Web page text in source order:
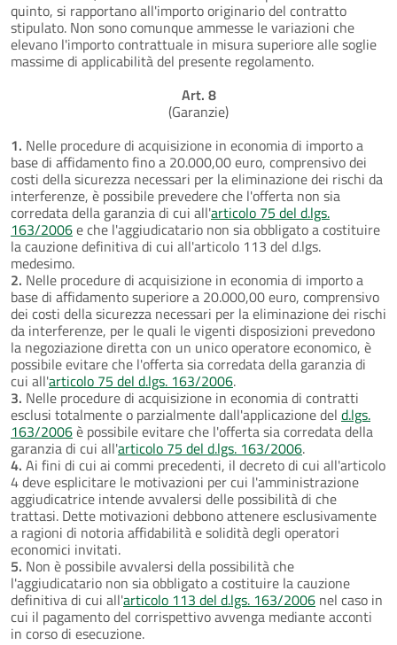
quinto, si rapportano all'importo originario del contratto
stipulato. Non sono comunque ammesse le variazioni che
elevano l'importo contrattuale in misura superiore alle soglie
massime di applicabilità del presente regolamento.
Art. 8
(Garanzie)
1. Nelle procedure di acquisizione in economia di importo a
base di affidamento fino a 20.000,00 euro, comprensivo dei
costi della sicurezza necessari per la eliminazione dei rischi da
interferenze, è possibile prevedere che l'offerta non sia
corredata della garanzia di cui all'articolo 75 del d.lgs.
163/2006e che l'aggiudicatario non sia obbligato a costituire
la cauzione definitiva di cui all'articolo 113 del d.lgs.
medesimo.
2. Nelle procedure di acquisizione in economia di importo a
base di affidamento superiore a 20.000,00 euro, comprensivo
dei costi della sicurezza necessari per la eliminazione dei rischi
da interferenze, per le quali le vigenti disposizioni prevedono
la negoziazione diretta con un unico operatore economico, è
possibile evitare che l'offerta sia corredata della garanzia di
cui all'articolo 75 del d.lgs. 163/2006.
3. Nelle procedure di acquisizione in economia di contratti
esclusi totalmente o parzialmente dall'applicazione del d.lgs.
163/2006è possibile evitare che l'offerta sia corredata della
garanzia di cui all'articolo 75 del d.lgs. 163/2006.
4. Ai fini di cui ai commi precedenti, il decreto di cui all'articolo
4 deve esplicitare le motivazioni per cui l'amministrazione
aggiudicatrice intende avvalersi delle possibilità di che
trattasi. Dette motivazioni debbono attenere esclusivamente
a ragioni di notoria affidabilità e solidità degli operatori
economici invitati.
5. Non è possibile avvalersi della possibilità che
l'aggiudicatario non sia obbligato a costituire la cauzione
definitiva di cui all'articolo 113 del d.lgs. 163/2006 nel caso in
cui il pagamento del corrispettivo avvenga mediante acconti
in corso di esecuzione.